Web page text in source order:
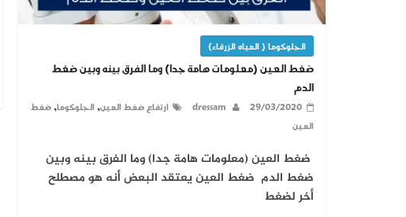
الجلوكوما ( المياه الزرقاء)
ضغط العين (معلومات هامة جدا) وما الفرق بينه وبين ضغط
الدم
29/03/2020
dressam ارتفاع ضغط العين,الجلوكوما,ضغط
العين
ضغط العين (معلومات هامة جدا) وما الفرق بينه وبين
ضغط الدم ضغط العين يعتقد البعض أنه هو مصطلح
أخر لضغط